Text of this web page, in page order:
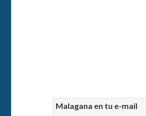
Malagana en tu e-mail